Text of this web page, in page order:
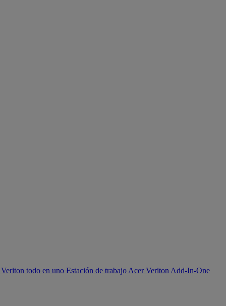
todo en uno Estación de trabajo Acer Veriton Add-In-One